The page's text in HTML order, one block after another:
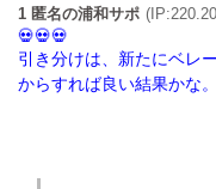
1 匿名の浦和サポ
引き分けは、新たにベレ
からすれば良い結果かな。